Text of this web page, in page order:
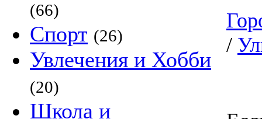
(66)
Спорт (26)
Увлечения и Хобби
(20)
Школа и
/